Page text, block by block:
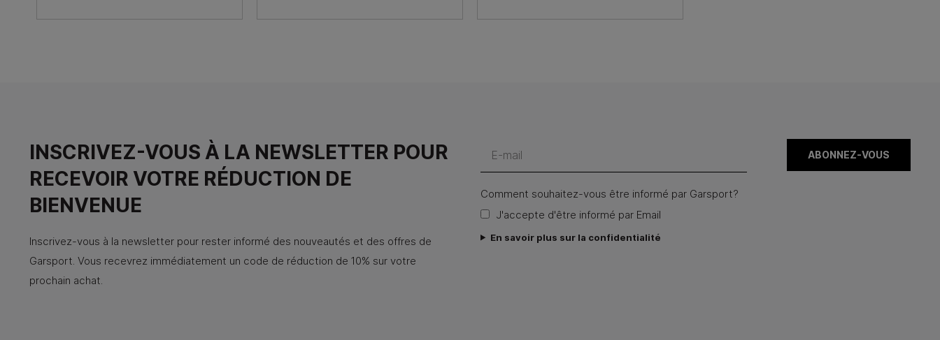
INSCRIVEZ-VOUS À LA NEWSLETTER POUR
RECEVOIR VOTRE RÉDUCTION DE
BIENVENUE
Inscrivez-vous à la newsletter pour rester informé des nouveautés et des offres de
Garsport. Vous recevrez immédiatement un code de réduction de 10% sur votre
prochain achat.
Comment souhaitez-vous être informé par Garsport?
J'accepte d'être informé par Email
En savoir plus sur la confidentialité